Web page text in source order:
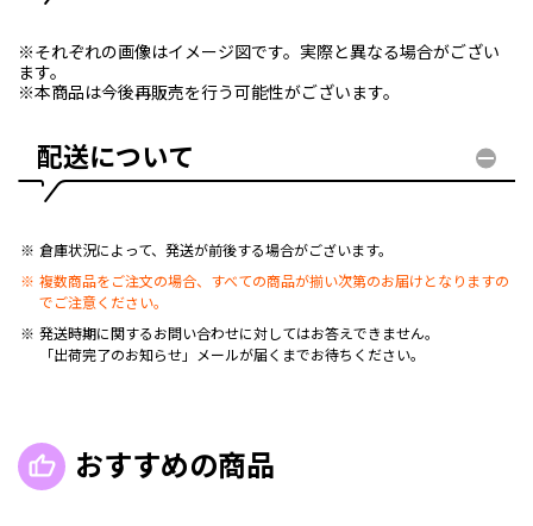
※それぞれの画像はイメージ図です。実際と異なる場合がござい
ます。
※本商品は今後再販売を行う可能性がございます。
配送について
倉庫状況によって、発送が前後する場合がございます。
複数商品をご注文の場合、すべての商品が揃い次第のお届けとなりますの
でご注意ください。
発送時期に関するお問い合わせに対してはお答えできません。
「出荷完了のお知らせ」メールが届くまでお待ちください。
おすすめの商品